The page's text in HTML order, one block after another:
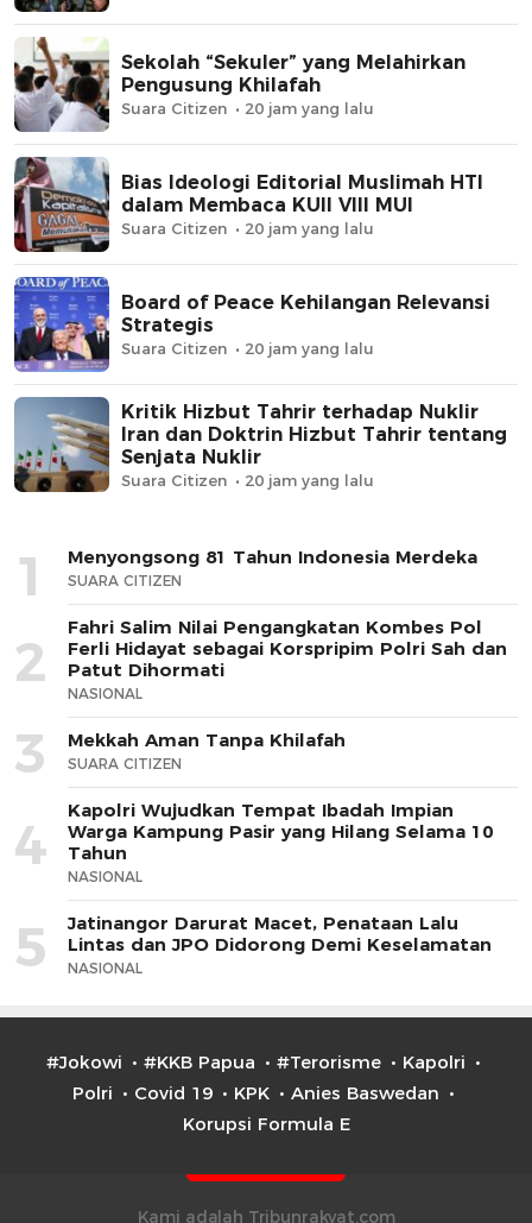
Sekolah “Sekuler” yang Melahirkan
Pengusung Khilafah
Suara Citizen 20 jam yang lalu
Bias Ideologi Editorial Muslimah HTI
dalam Membaca KUII VIII MUI
Suara Citizen 20 jam yang lalu
Board of Peace Kehilangan Relevansi
Strategis
Suara Citizen 20 jam yang lalu
Kritik Hizbut Tahrir terhadap Nuklir
Iran dan Doktrin Hizbut Tahrir tentang
Senjata Nuklir
Suara Citizen 20 jam yang lalu
1 Menyongsong 81 Tahun Indonesia Merdeka
SUARA CITIZEN
2
Fahri Salim Nilai Pengangkatan Kombes Pol
Ferli Hidayat sebagai Korspripim Polri Sah dan
Patut Dihormati
NASIONAL
3 Mekkah Aman Tanpa Khilafah
SUARA CITIZEN
4
Kapolri Wujudkan Tempat Ibadah Impian
Warga Kampung Pasir yang Hilang Selama 10
Tahun
NASIONAL
5
Jatinangor Darurat Macet, Penataan Lalu
Lintas dan JPO Didorong Demi Keselamatan
NASIONAL
#Jokowi #KKB Papua #Terorisme
Kapolri
Polri
Covid 19 KPK
Anies Baswedan
Korupsi Formula E
Kami adalah Tribunrakyat.com